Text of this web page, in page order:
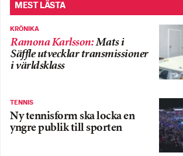
MEST LÄSTA
KRÖNIKA
Ramona Karlsson:Mats i
Säffle utvecklar transmissioner
i världsklass
TENNIS
Ny tennisform ska locka en
yngre publik till sporten